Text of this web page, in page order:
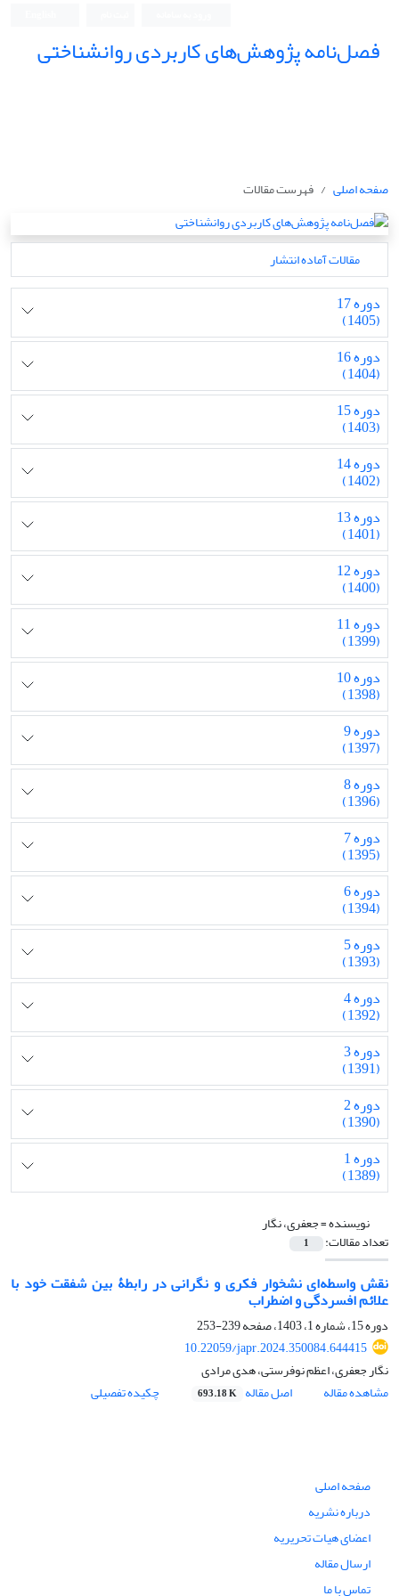
فصل‌نامه پژوهش‌های کاربردی روانشناختی
صفحه اصلی فهرست مقالات
مقالات آماده انتشار
دوره 17
(1405)
دوره 16
(1404)
دوره 15
(1403)
دوره 14
(1402)
دوره 13
(1401)
دوره 12
(1400)
دوره 11
(1399)
دوره 10
(1398)
دوره 9
(1397)
دوره 8
(1396)
دوره 7
(1395)
دوره 6
(1394)
دوره 5
(1393)
دوره 4
(1392)
دوره 3
(1391)
دوره 2
(1390)
دوره 1
(1389)
نویسنده =جعفری، نگار
تعداد مقالات: 1
نقش واسطه‌ای نشخوار فکری و نگرانی در رابطۀ بین شفقت خود با
علائم افسردگی و اضطراب
دوره 15، شماره 1، 1403، صفحه
239-253
10.22059/japr.2024.350084.644415
نگار جعفری، اعظم نوفرستی، هدی مرادی
مشاهده مقاله
اصل مقاله 693.18 K چکیده تفصیلی
صفحه اصلی
درباره نشریه
اعضای هیات تحریریه
ارسال مقاله
تماس با ما